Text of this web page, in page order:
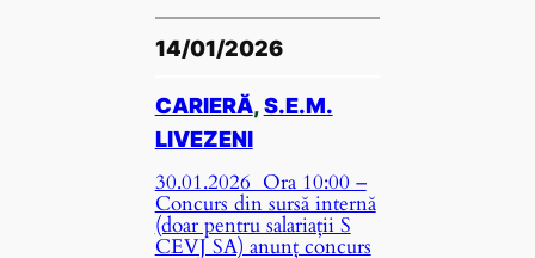
14/01/2026
CARIERĂ, S.E.M.
LIVEZENI
30.01.2026 Ora 10:00 –
Concurs din sursă internă
(doar pentru salariații S
CEVJ SA) anunț concurs